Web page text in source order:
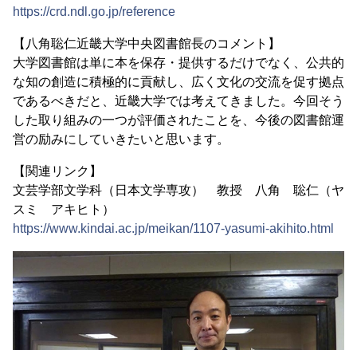
https://crd.ndl.go.jp/reference
【八角聡仁近畿大学中央図書館長のコメント】
大学図書館は単に本を保存・提供するだけでなく、公共的
な知の創造に積極的に貢献し、広く文化の交流を促す拠点
であるべきだと、近畿大学では考えてきました。今回そう
した取り組みの⼀つが評価されたことを、今後の図書館運
営の励みにしていきたいと思います。
【関連リンク】
文芸学部文学科（日本文学専攻） 教授 八角 聡仁（ヤ
スミ アキヒト）
https://www.kindai.ac.jp/meikan/1107-yasumi-akihito.html